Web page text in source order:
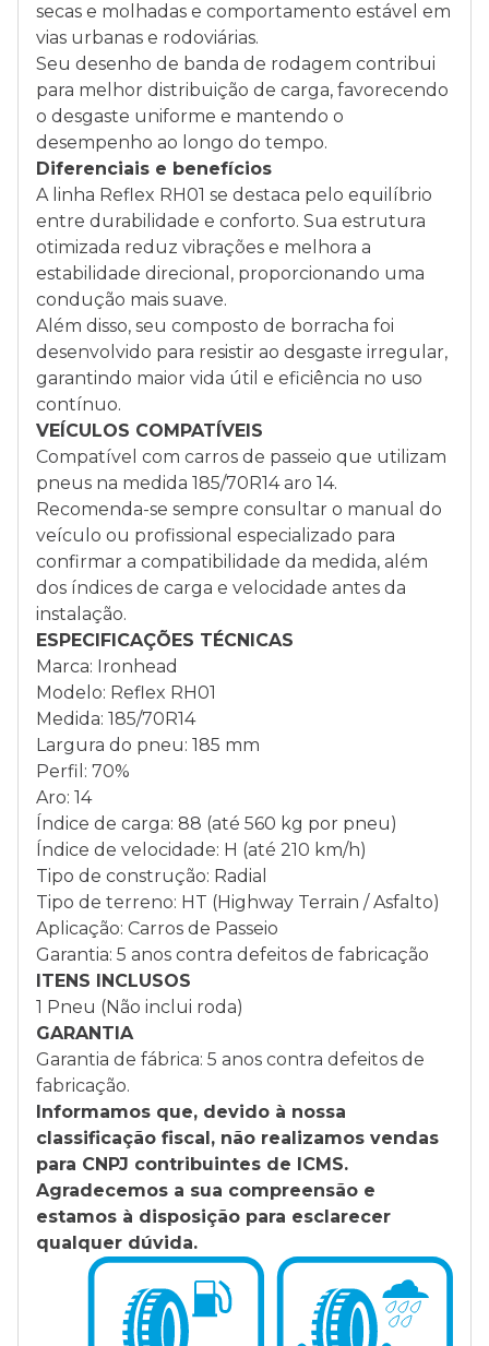
secas e molhadas e comportamento estável em
vias urbanas e rodoviárias.
Seu desenho de banda de rodagem contribui
para melhor distribuição de carga, favorecendo
o desgaste uniforme e mantendo o
desempenho ao longo do tempo.
Diferenciais e benefícios
A linha Reflex RH01 se destaca pelo equilíbrio
entre durabilidade e conforto. Sua estrutura
otimizada reduz vibrações e melhora a
estabilidade direcional, proporcionando uma
condução mais suave.
Além disso, seu composto de borracha foi
desenvolvido para resistir ao desgaste irregular,
garantindo maior vida útil e eficiência no uso
contínuo.
VEÍCULOS COMPATÍVEIS
Compatível com carros de passeio que utilizam
pneus na medida 185/70R14 aro 14.
Recomenda-se sempre consultar o manual do
veículo ou profissional especializado para
confirmar a compatibilidade da medida, além
dos índices de carga e velocidade antes da
instalação.
ESPECIFICAÇÕES TÉCNICAS
Marca: Ironhead
Modelo: Reflex RH01
Medida: 185/70R14
Largura do pneu: 185 mm
Perfil: 70%
Aro: 14
Índice de carga: 88 (até 560 kg por pneu)
Índice de velocidade: H (até 210 km/h)
Tipo de construção: Radial
Tipo de terreno: HT (Highway Terrain / Asfalto)
Aplicação: Carros de Passeio
Garantia: 5 anos contra defeitos de fabricação
ITENS INCLUSOS
1 Pneu (Não inclui roda)
GARANTIA
Garantia de fábrica: 5 anos contra defeitos de
fabricação.
Informamos que, devido à nossa
classificação fiscal, não realizamos vendas
para CNPJ contribuintes de ICMS.
Agradecemos a sua compreensão e
estamos à disposição para esclarecer
qualquer dúvida.